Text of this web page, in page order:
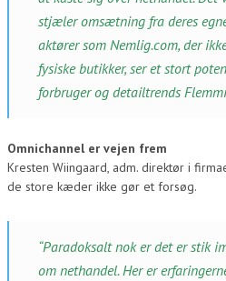
stjæler omsætning fra deres
aktører som Nemlig.com, der
fysiske butikker, ser et stort
forbruger og detailtrends
Omnichannel er vejen frem
Kresten Wiingaard, adm. direktør i
de store kæder ikke gør et forsøg.
“Paradoksalt nok er det er stik
om nethandel. Her er